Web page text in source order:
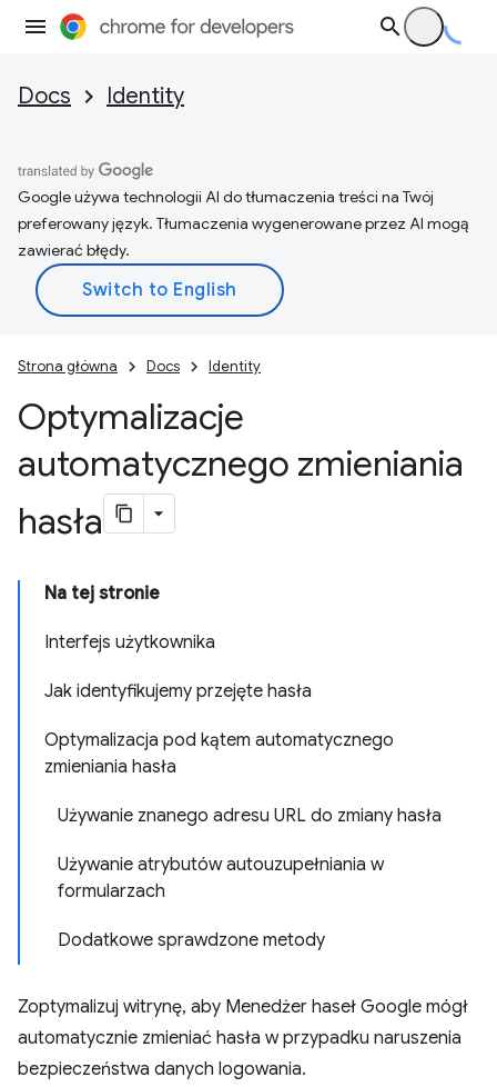
Docs Identity
Google używa technologii AI do tłumaczenia treści na Twój
preferowany język. Tłumaczenia wygenerowane przez AI mogą
zawierać błędy.
Strona główna Docs Identity
Optymalizacje
automatycznego zmieniania
hasła
Na tej stronie
Interfejs użytkownika
Jak identyfikujemy przejęte hasła
Optymalizacja pod kątem automatycznego
zmieniania hasła
Używanie znanego adresu URL do zmiany hasła
Używanie atrybutów autouzupełniania w
formularzach
Dodatkowe sprawdzone metody
Zoptymalizuj witrynę, aby Menedżer haseł Google mógł
automatycznie zmieniać hasła w przypadku naruszenia
bezpieczeństwa danych logowania.